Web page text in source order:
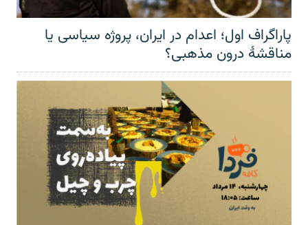
پاراگراف اول؛ اعدام در ایران، پروژه سیاسی یا
مناقشهٔ درون مذهبی؟